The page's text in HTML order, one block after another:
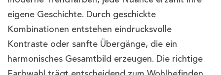
eigene Geschichte. Durch geschickte
Kombinationen entstehen eindrucksvolle
Kontraste oder sanfte Übergänge, die ein
harmonisches Gesamtbild erzeugen. Die richtige